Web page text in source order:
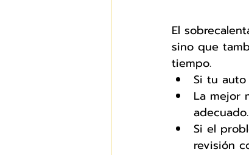
El
sino que
tiempo.
Si tu
La mejor
adecuado.
Si el
revisión